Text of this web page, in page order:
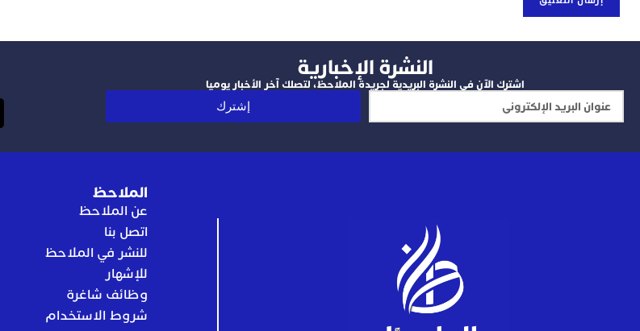
النشرة الإخبارية
اشترك الآن في النشرة البريدية لجريدة الملاحظ، لتصلك آخر الأخبار يوميا
إشترك
الملاحظ
عن الملاحظ
اتصل بنا
للنشر في الملاحظ
للإشهار
وظائف شاغرة
شروط الاستخدام